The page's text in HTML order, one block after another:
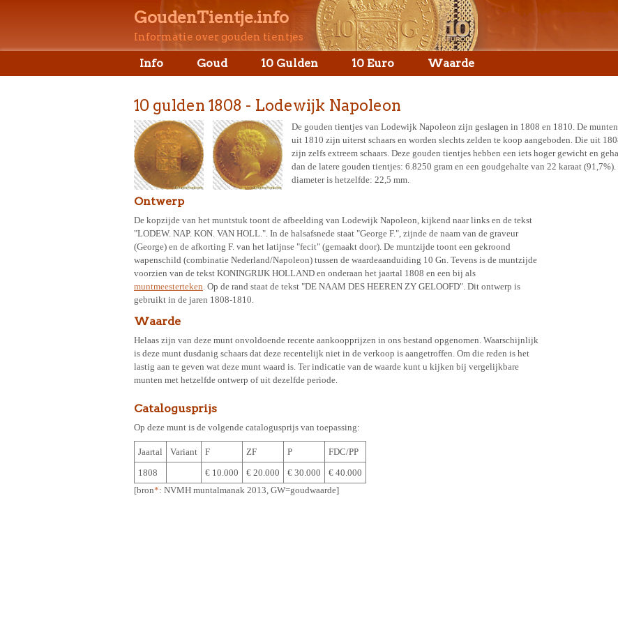
GoudenTientje.info
Informatie over gouden tientjes
Info Goud 10 Gulden 10 Euro Waarde
10 gulden 1808 - Lodewijk Napoleon
De gouden tientjes van Lodewijk Napoleon zijn geslagen in 1808 en 1810. De munten
uit 1810 zijn uiterst schaars en worden slechts zelden te koop aangeboden. Die uit
zijn zelfs extreem schaars. Deze gouden tientjes hebben een iets hoger gewicht en
dan de latere gouden tientjes: 6.8250 gram en een goudgehalte van 22 karaat (91,7%).
diameter is hetzelfde: 22,5 mm.
Ontwerp
De kopzijde van het muntstuk toont de afbeelding van Lodewijk Napoleon, kijkend naar links en de tekst
"LODEW. NAP. KON. VAN HOLL.". In de halsafsnede staat "George F.", zijnde de naam van de graveur
(George) en de afkorting F. van het latijnse "fecit" (gemaakt door). De muntzijde toont een gekroond
wapenschild (combinatie Nederland/Napoleon) tussen de waardeaanduiding 10 Gn. Tevens is de muntzijde
voorzien van de tekst KONINGRIJK HOLLAND en onderaan het jaartal 1808 en een bij als
muntmeesterteken . Op de rand staat de tekst "DE NAAM DES HEEREN ZY GELOOFD". Dit ontwerp is
gebruikt in de jaren 1808-1810.
Waarde
Helaas zijn van deze munt onvoldoende recente aankoopprijzen in ons bestand opgenomen. Waarschijnlijk
is deze munt dusdanig schaars dat deze recentelijk niet in de verkoop is aangetroffen. Om die reden is het
lastig aan te geven wat deze munt waard is. Ter indicatie van de waarde kunt u kijken bij vergelijkbare
munten met hetzelfde ontwerp of uit dezelfde periode.
Catalogusprijs
Op deze munt is de volgende catalogusprijs van toepassing:
Jaartal Variant F ZF P
FDC/PP
1808
€ 10.000 € 20.000 € 30.000
€ 40.000
[bron*: NVMH muntalmanak 2013, GW=goudwaarde]